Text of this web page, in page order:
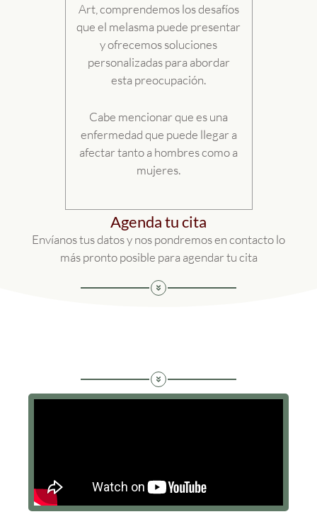
Art, comprendemos los desafíos
que el melasma puede presentar
y ofrecemos soluciones
personalizadas para abordar
esta preocupación.
Cabe mencionar que es una
enfermedad que puede llegar a
afectar tanto a hombres como a
mujeres.
Agenda tu cita
Envíanos tus datos y nos pondremos en contacto lo
más pronto posible para agendar tu cita